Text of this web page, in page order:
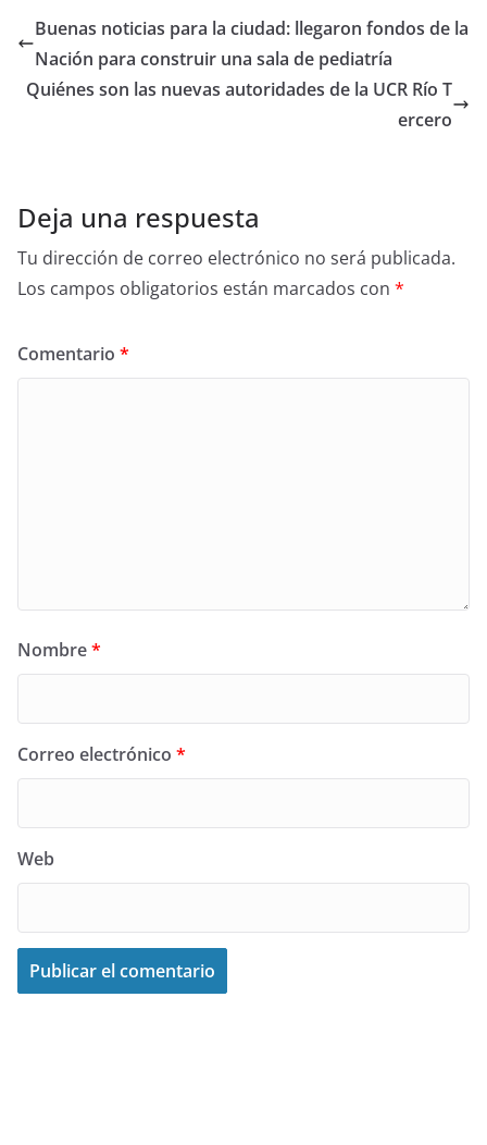
Buenas noticias para la ciudad: llegaron fondos de la
Nación para construir una sala de pediatría
Quiénes son las nuevas autoridades de la UCR Río T
ercero
Deja una respuesta
Tu dirección de correo electrónico no será publicada.
Los campos obligatorios están marcados con *
Comentario *
Nombre*
Correo electrónico *
Web